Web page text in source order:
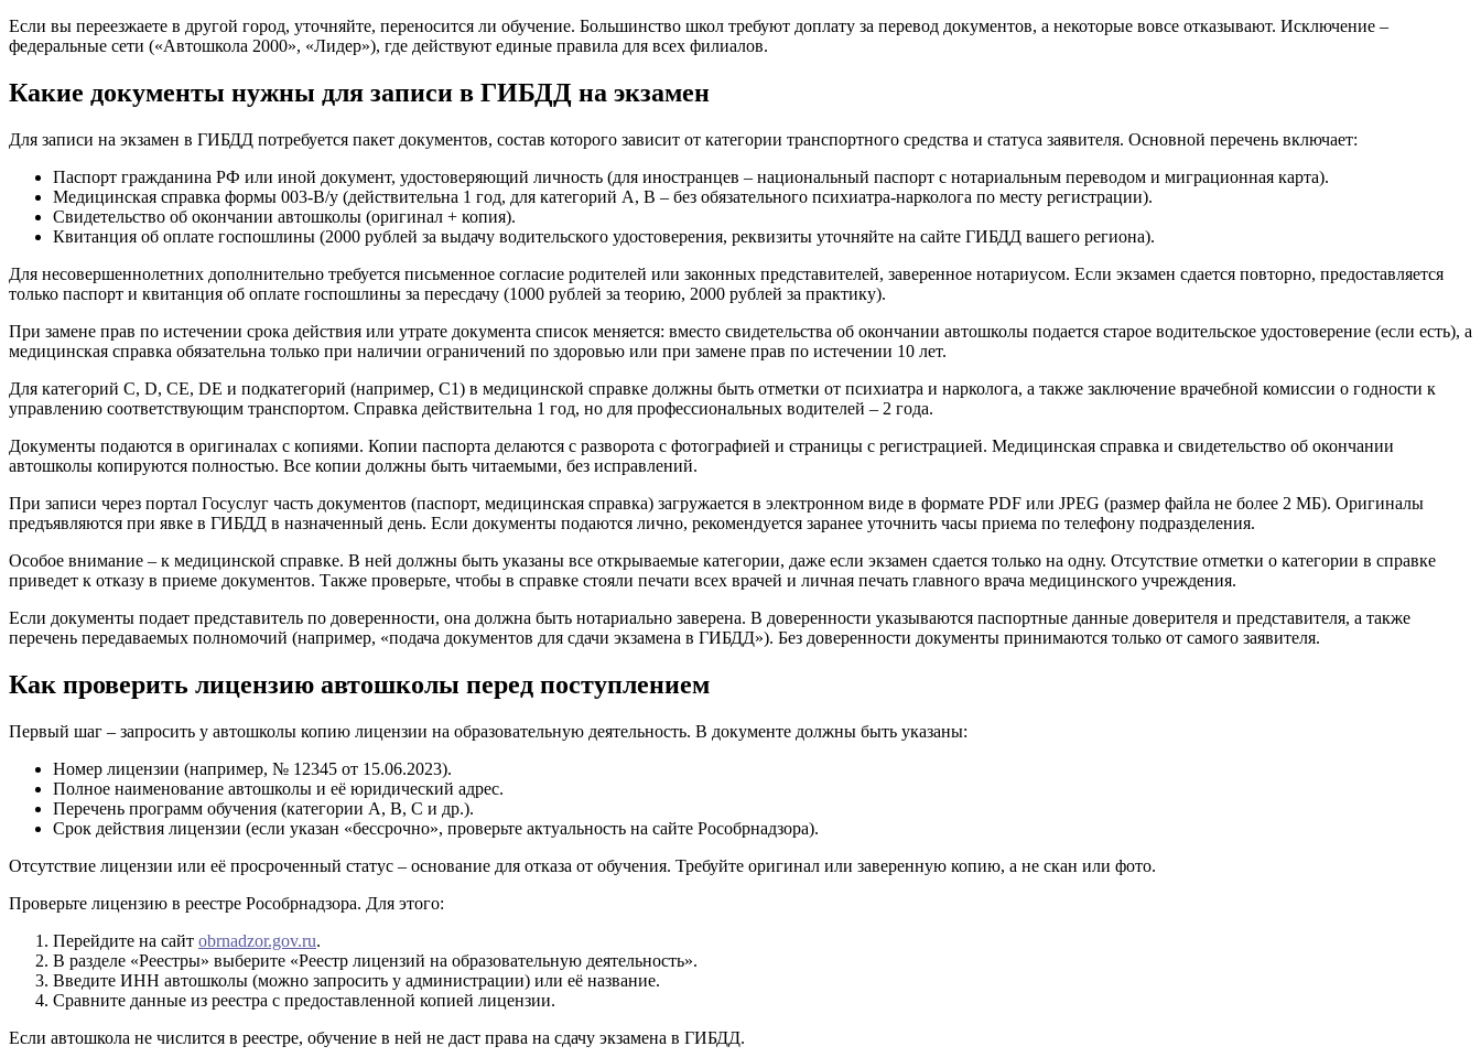
Если вы переезжаете в другой город, уточняйте, переносится ли обучение. Большинство школ требуют доплату за перевод документов, а некоторые вовсе отказывают. Исключение –
федеральные сети («Автошкола 2000», «Лидер»), где действуют единые правила для всех филиалов.
Какие документы нужны для записи в ГИБДД на экзамен
Для записи на экзамен в ГИБДД потребуется пакет документов, состав которого зависит от категории транспортного средства и статуса заявителя. Основной перечень включает:
Паспорт гражданина РФ или иной документ, удостоверяющий личность (для иностранцев – национальный паспорт с нотариальным переводом и миграционная карта).
Медицинская справка формы 003-В/у (действительна 1 год, для категорий A, B – без обязательного психиатра-нарколога по месту регистрации).
Свидетельство об окончании автошколы (оригинал + копия).
Квитанция об оплате госпошлины (2000 рублей за выдачу водительского удостоверения, реквизиты уточняйте на сайте ГИБДД вашего региона).
Для несовершеннолетних дополнительно требуется письменное согласие родителей или законных представителей, заверенное нотариусом. Если экзамен сдается повторно, предоставляется
только паспорт и квитанция об оплате госпошлины за пересдачу (1000 рублей за теорию, 2000 рублей за практику).
При замене прав по истечении срока действия или утрате документа список меняется: вместо свидетельства об окончании автошколы подается старое водительское удостоверение (если есть), а
медицинская справка обязательна только при наличии ограничений по здоровью или при замене прав по истечении 10 лет.
Для категорий C, D, CE, DE и подкатегорий (например, C1) в медицинской справке должны быть отметки от психиатра и нарколога, а также заключение врачебной комиссии о годности к
управлению соответствующим транспортом. Справка действительна 1 год, но для профессиональных водителей – 2 года.
Документы подаются в оригиналах с копиями. Копии паспорта делаются с разворота с фотографией и страницы с регистрацией. Медицинская справка и свидетельство об окончании
автошколы копируются полностью. Все копии должны быть читаемыми, без исправлений.
При записи через портал Госуслуг часть документов (паспорт, медицинская справка) загружается в электронном виде в формате PDF или JPEG (размер файла не более 2 МБ). Оригиналы
предъявляются при явке в ГИБДД в назначенный день. Если документы подаются лично, рекомендуется заранее уточнить часы приема по телефону подразделения.
Особое внимание – к медицинской справке. В ней должны быть указаны все открываемые категории, даже если экзамен сдается только на одну. Отсутствие отметки о категории в справке
приведет к отказу в приеме документов. Также проверьте, чтобы в справке стояли печати всех врачей и личная печать главного врача медицинского учреждения.
Если документы подает представитель по доверенности, она должна быть нотариально заверена. В доверенности указываются паспортные данные доверителя и представителя, а также
перечень передаваемых полномочий (например, «подача документов для сдачи экзамена в ГИБДД»). Без доверенности документы принимаются только от самого заявителя.
Как проверить лицензию автошколы перед поступлением
Первый шаг – запросить у автошколы копию лицензии на образовательную деятельность. В документе должны быть указаны:
Номер лицензии (например, № 12345 от 15.06.2023).
Полное наименование автошколы и её юридический адрес.
Перечень программ обучения (категории A, B, C и др.).
Срок действия лицензии (если указан «бессрочно», проверьте актуальность на сайте Рособрнадзора).
Отсутствие лицензии или её просроченный статус – основание для отказа от обучения. Требуйте оригинал или заверенную копию, а не скан или фото.
Проверьте лицензию в реестре Рособрнадзора. Для этого:
Перейдите на сайт obrnadzor.gov.ru.
В разделе «Реестры» выберите «Реестр лицензий на образовательную деятельность».
Введите ИНН автошколы (можно запросить у администрации) или её название.
Сравните данные из реестра с предоставленной копией лицензии.
Если автошкола не числится в реестре, обучение в ней не даст права на сдачу экзамена в ГИБДД.